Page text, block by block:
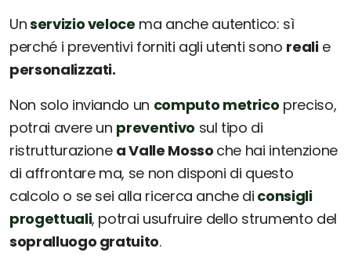
Unservizio veloce ma anche autentico: sì
perché i preventivi forniti agli utenti sono realie
personalizzati.
Non solo inviando un computo metrico preciso,
potrai avere un preventivo sul tipo di
ristrutturazione a Valle Mosso che hai intenzione
di affrontare ma, se non disponi di questo
calcolo o se sei alla ricerca anche di consigli
progettuali, potrai usufruire dello strumento del
sopralluogo gratuito.